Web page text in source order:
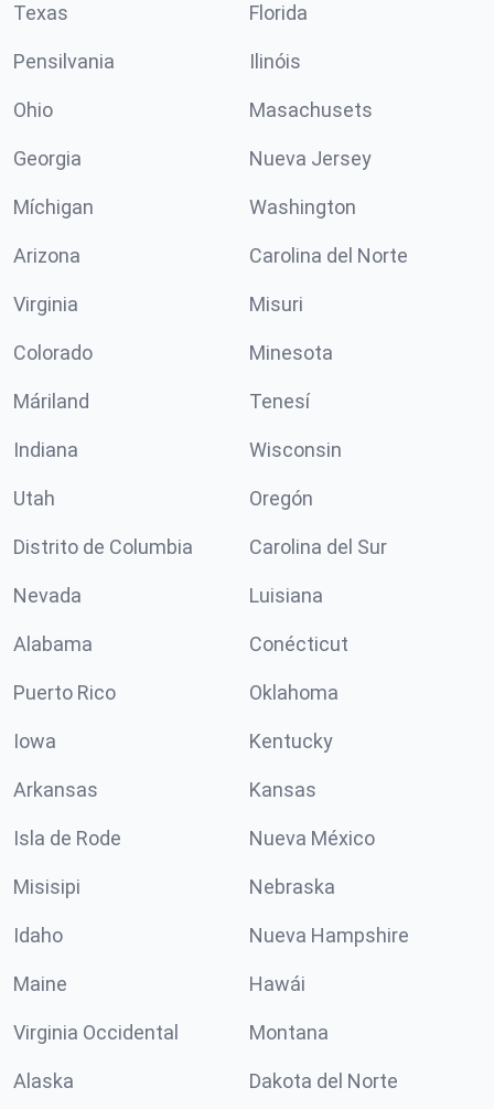
Texas Florida
Pensilvania Ilinóis
Ohio Masachusets
Georgia Nueva Jersey
Míchigan Washington
Arizona Carolina del Norte
Virginia Misuri
Colorado Minesota
Máriland Tenesí
Indiana Wisconsin
Utah Oregón
Distrito de Columbia Carolina del Sur
Nevada Luisiana
Alabama Conécticut
Puerto Rico Oklahoma
Iowa Kentucky
Arkansas Kansas
Isla de Rode Nueva México
Misisipi Nebraska
Idaho Nueva Hampshire
Maine Hawái
Virginia Occidental Montana
Alaska Dakota del Norte